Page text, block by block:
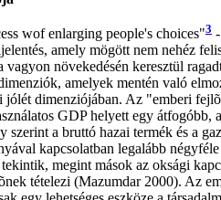
wof enlarging people's choices"3
amely mögött nem nehéz
vagyon növekedésén keresztül
amelyek mentén való
jólét dimenziójában. Az "emberi
GDP helyett egy
szerint a bruttó hazai termék és a
kapcsolatban legalább
megint mások az oksági
tételezi (Mazumdar 2000). Az